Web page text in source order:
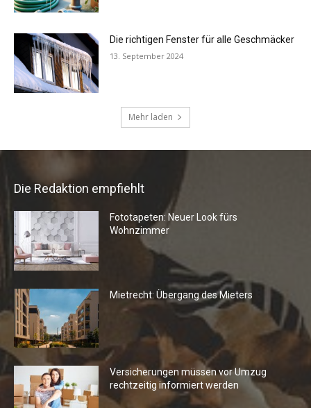
Die Redaktion empfiehlt
Fototapeten: Neuer Look fürs
Wohnzimmer
Mietrecht: Übergang des Mieters
Versicherungen müssen vor Umzug
rechtzeitig informiert werden